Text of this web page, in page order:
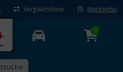
Vergleichsliste Merkzettel
0